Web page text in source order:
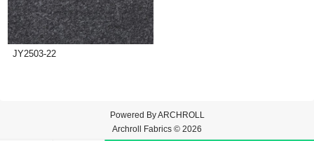
JY2503-22
Powered ByARCHROLL
Archroll Fabrics © 2026